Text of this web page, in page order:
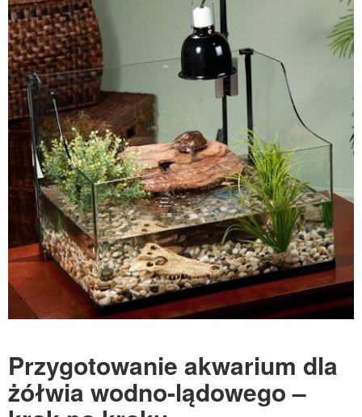
Przygotowanie akwarium dla
żółwia wodno-lądowego –